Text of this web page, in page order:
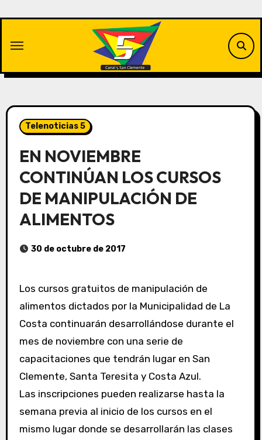
contenido
Telenoticias 5
EN NOVIEMBRE
CONTINÚAN LOS CURSOS
DE MANIPULACIÓN DE
ALIMENTOS
30 de octubre de 2017
Los cursos gratuitos de manipulación de
alimentos dictados por la Municipalidad de La
Costa continuarán desarrollándose durante el
mes de noviembre con una serie de
capacitaciones que tendrán lugar en San
Clemente, Santa Teresita y Costa Azul.
Las inscripciones pueden realizarse hasta la
semana previa al inicio de los cursos en el
mismo lugar donde se desarrollarán las clases